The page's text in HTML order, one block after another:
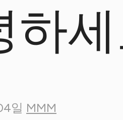
하
일 MMM